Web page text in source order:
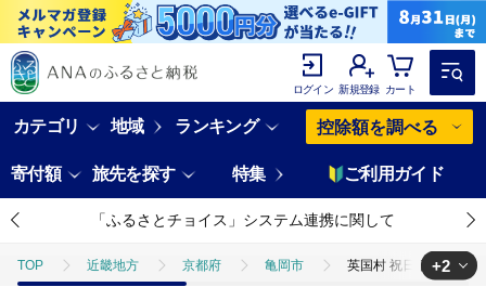
ログイン 新規登録 カート
カテゴリ 地域 ランキング 控除額を調べる
寄付額 旅先を探す 特集 ご利用ガイド
「ふるさとチョイス」システム連携に関して
TOP 近畿地方 京都府 亀岡市 英国村 祝日 宿泊 スペ
+2